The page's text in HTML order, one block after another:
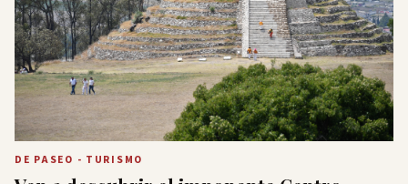
DE PASEO - TURISMO